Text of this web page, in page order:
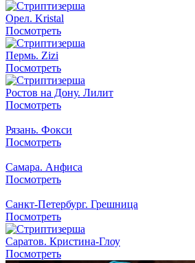
Орел. Kristal
Посмотреть
Пермь. Zizi
Посмотреть
Ростов на Дону. Лилит
Посмотреть
Рязань. Фокси
Посмотреть
Самара. Анфиса
Посмотреть
Санкт-Петербург. Грешница
Посмотреть
Саратов. Кристина-Глоу
Посмотреть